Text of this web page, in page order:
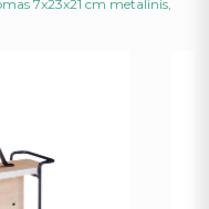
7x23x21 cm metalinis,